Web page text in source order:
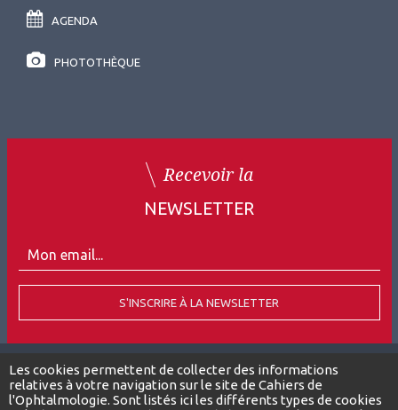
AGENDA
PHOTOTHÈQUE
Recevoir la
NEWSLETTER
S'INSCRIRE À LA NEWSLETTER
Tous droits réservés
Les cookies permettent de collecter des informations
relatives à votre navigation sur le site de Cahiers de
l'Ophtalmologie. Sont listés ici les différents types de cookies